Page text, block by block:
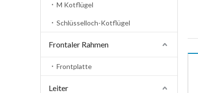
M Kotflügel
Schlüsselloch-Kotflügel
Frontaler Rahmen
Frontplatte
Leiter